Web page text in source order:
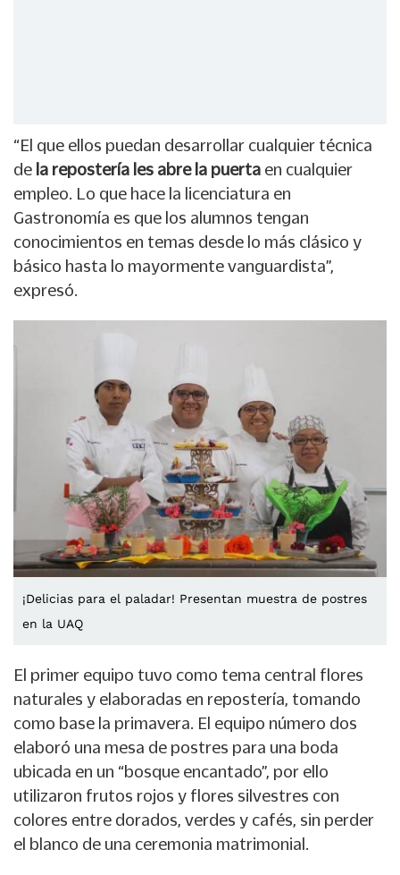
“El que ellos puedan desarrollar cualquier técnica
de la repostería les abre la puerta en cualquier
empleo. Lo que hace la licenciatura en
Gastronomía es que los alumnos tengan
conocimientos en temas desde lo más clásico y
básico hasta lo mayormente vanguardista”,
expresó.
¡Delicias para el paladar! Presentan muestra de postres
en la UAQ
El primer equipo tuvo como tema central flores
naturales y elaboradas en repostería, tomando
como base la primavera. El equipo número dos
elaboró una mesa de postres para una boda
ubicada en un “bosque encantado”, por ello
utilizaron frutos rojos y flores silvestres con
colores entre dorados, verdes y cafés, sin perder
el blanco de una ceremonia matrimonial.